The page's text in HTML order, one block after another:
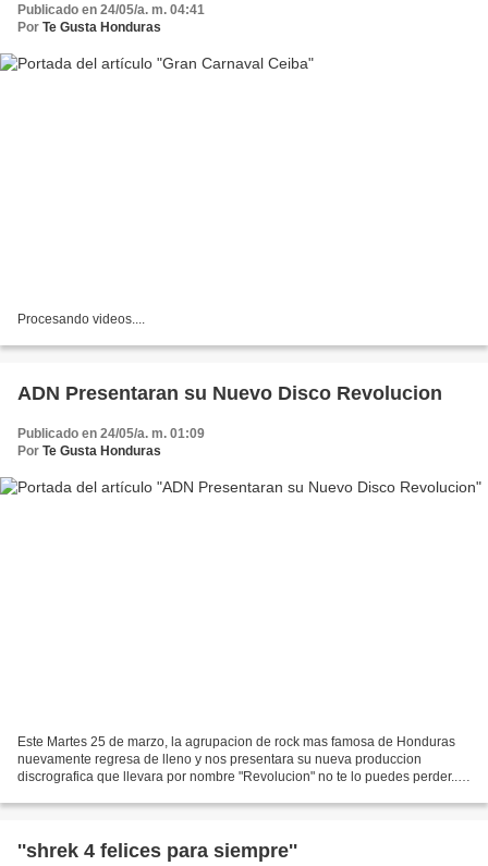
Publicado en 24/05/a. m. 04:41
Por Te Gusta Honduras
Procesando videos....
ADN Presentaran su Nuevo Disco Revolucion
Publicado en 24/05/a. m. 01:09
Por Te Gusta Honduras
Este Martes 25 de marzo, la agrupacion de rock mas famosa de Honduras
nuevamente regresa de lleno y nos presentara su nueva produccion
discrografica que llevara por nombre "Revolucion" no te lo puedes perder...
''shrek 4 felices para siempre''